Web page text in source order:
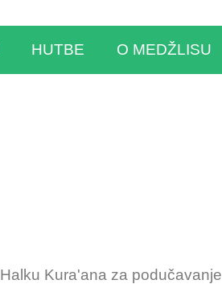
HUTBE O MEDŽLISU
Kura'ana za podučavanje